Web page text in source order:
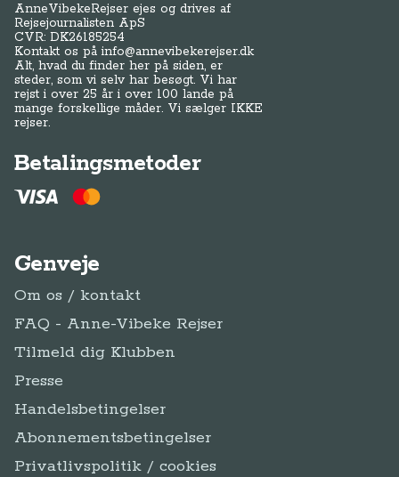
AnneVibekeRejser ejes og drives af
Rejsejournalisten ApS
CVR: DK26185254
Kontakt os påinfo@annevibekerejser.dk
Alt, hvad du finder her på siden, er
steder, som vi selv har besøgt. Vi har
rejst i over 25 år i over 100 lande på
mange forskellige måder. Vi sælger IKKE
rejser.
Betalingsmetoder
Genveje
Om os / kontakt
FAQ - Anne-Vibeke Rejser
Tilmeld dig Klubben
Presse
Handelsbetingelser
Abonnementsbetingelser
Privatlivspolitik / cookies